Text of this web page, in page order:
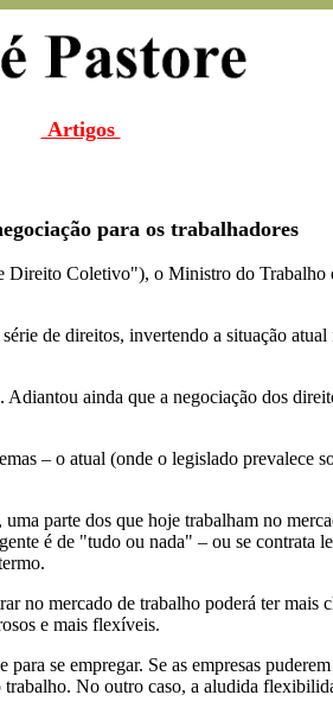
Artigos
para os trabalhadores
Coletivo"), o Ministro do
de direitos, invertendo a situação
ainda que a negociação dos
– o atual (onde o legislado prevalece
parte dos que hoje trabalham no
é de "tudo ou nada" – ou se contrata
no mercado de trabalho poderá ter mais
e mais flexíveis.
se empregar. Se as empresas
No outro caso, a aludida